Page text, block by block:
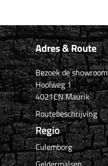
Adres & Route
Bezoek de showroom
Hoolweg 1
4021CN Maurik
Routebeschrijving
Regio
Culemborg